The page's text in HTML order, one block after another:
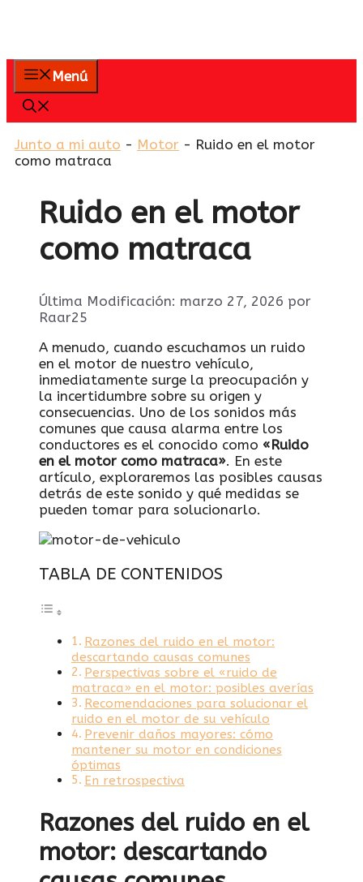
Menú
Junto a mi auto - Motor - Ruido en el motor
como matraca
Ruido en el motor
como matraca
Última Modificación: marzo 27, 2026 por
Raar25
A menudo, cuando escuchamos un ruido
en ⁤el motor de nuestro vehículo,
⁤inmediatamente surge la​ preocupación​ y
la incertidumbre sobre su ‍origen⁤ y
consecuencias. Uno de los sonidos ‌más
comunes que causa alarma entre los
conductores ⁢es el conocido como ‍ «Ruido
en el motor como matraca». En este
artículo,⁤ exploraremos las posibles causas‍
detrás de este sonido y qué medidas se ​
pueden​ tomar para solucionarlo.
TABLA DE CONTENIDOS
Razones del ruido en el motor:
descartando causas comunes
Perspectivas‍ sobre el «ruido de
‌matraca» en el ‌motor: posibles‍ averías
Recomendaciones ⁣para solucionar el
ruido‍ en el ​motor‌ de su‌ vehículo
Prevenir ‌daños mayores: cómo
mantener‍ su motor en condiciones
óptimas
En‌ retrospectiva
Razones del ruido en el
motor: descartando